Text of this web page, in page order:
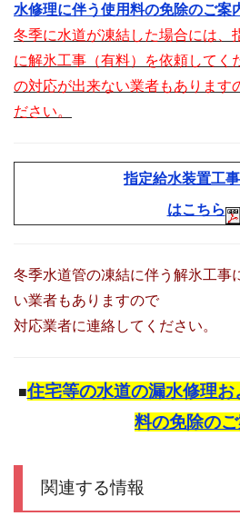
水修理に伴う使用料の免除のご案
冬季に水道が凍結した場合には、
に解氷工事（有料）を依頼してく
の対応が出来ない業者もあります
ださい。
指定給水装置工
はこちら
冬季水道管の凍結に伴う解氷工事
い業者もありますので
対応業者に連絡してください。
■住宅等の水道の漏水修理お
料の免除の
関連する情報